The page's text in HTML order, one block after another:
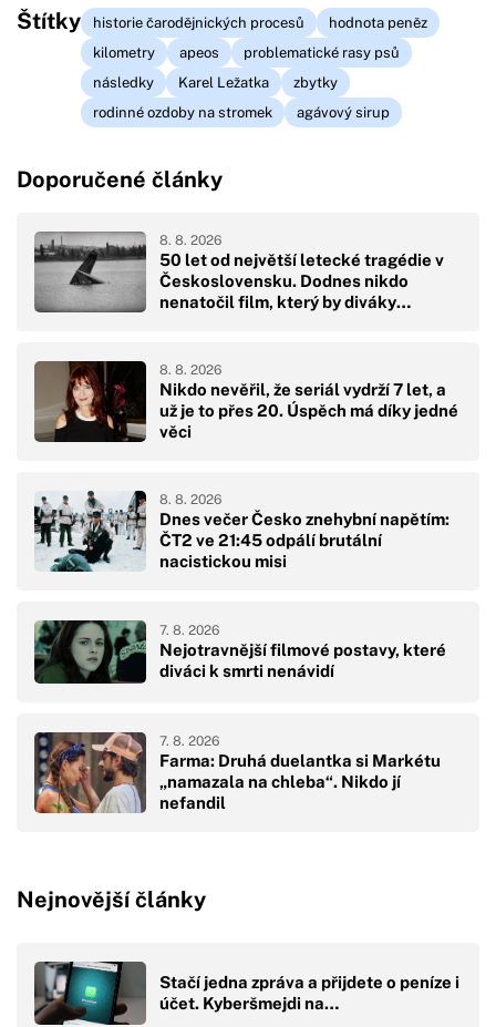
Štítky historie čarodějnických procesů
hodnota peněz
kilometry
apeos
problematické rasy psů
následky
Karel Ležatka
zbytky
rodinné ozdoby na stromek
agávový sirup
Doporučené články
50 let od největší letecké tragédie v
Československu. Dodnes nikdo
nenatočil film, který by diváky
8. 8. 2026
Nikdo nevěřil, že seriál vydrží 7 let, a
už je to přes 20. Úspěch má díky jedné
věci
8. 8. 2026
Dnes večer Česko znehybní napětím:
ČT2 ve 21:45 odpálí brutální
nacistickou misi
8. 8. 2026
Nejotravnější filmové postavy, které
diváci k smrti nenávidí
7. 8. 2026
Farma: Druhá duelantka si Markétu
„namazala na chleba“. Nikdo jí
nefandil
7. 8. 2026
Nejnovější články
Stačí jedna zpráva a přijdete o peníze i
účet. Kyberšmejdi na…